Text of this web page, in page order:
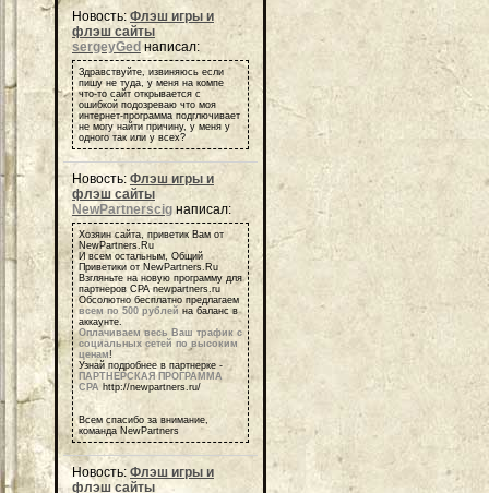
Новость:Флэш игры и
флэш сайты
sergeyGed написал:
Здравствуйте, извиняюсь если
пишу не туда, у меня на компе
что-то сайт открывается с
ошибкой подозреваю что моя
интернет-программа подглючивает
не могу найти причину, у меня у
одного так или у всех?
Новость: Флэш игры и
флэш сайты
NewPartnerscig написал:
Хозяин сайта, приветик Вам от
NewPartners.Ru
И всем остальным, Общий
Приветики от NewPartners.Ru
Взгляньте на новую программу для
партнеров СРА newpartners.ru
Обсолютно бесплатно предлагаем
всем по 500 рублей на баланс в
аккаунте.
Оплачиваем весь Ваш трафик с
социальных сетей по высоким
ценам!
Узнай подробнее в партнерке -
ПАРТНЕРСКАЯ ПРОГРАММА
СРА http://newpartners.ru/
Всем спасибо за внимание,
команда NewPartners
Новость: Флэш игры и
флэш сайты